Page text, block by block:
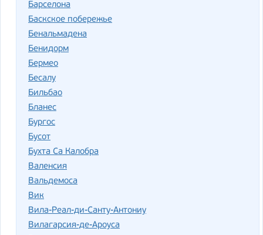
Барселона
Баскское побережье
Бенальмадена
Бенидорм
Бермео
Бесалу
Бильбао
Бланес
Бургос
Бусот
Бухта Са Калобра
Валенсия
Вальдемоса
Вик
Вила-Реал-ди-Санту-Антониу
Вилагарсия-де-Ароуса